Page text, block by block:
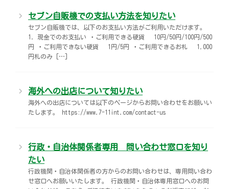
セブン自販機での支払い方法を知りたい
セブン自販機では、以下のお支払い方法がご利用いただけます。
1. 現金でのお支払い ・ご利用できる硬貨 10円/50円/100円/500
円 ・ご利用できない硬貨 1円/5円 ・ご利用できるお札 1,000
円札のみ […]
海外への出店について知りたい
海外への出店については以下のページからお問い合わせをお願いい
たします。 https://www.7-11int.com/contact-us
行政・自治体関係者専用 問い合わせ窓口を知り
たい
行政機関・自治体関係者の方からのお問い合わせは、専用問い合わ
せ窓口へお願いいたします。 行政機関・自治体専用窓口へのお問